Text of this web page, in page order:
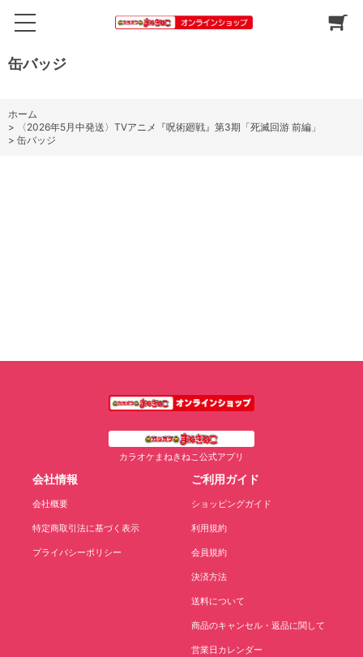
缶バッジ
ホーム
>
〈2026年5月中発送〉TVアニメ『呪術廻戦』第3期「死滅回游 前編」
> 缶バッジ
カラオケまねきねこ公式アプリ
会社情報
会社概要
特定商取引法に基づく表示
プライバシーポリシー
ご利用ガイド
ショッピングガイド
利用規約
会員規約
決済方法
送料について
商品のキャンセル・返品に関して
営業日カレンダー